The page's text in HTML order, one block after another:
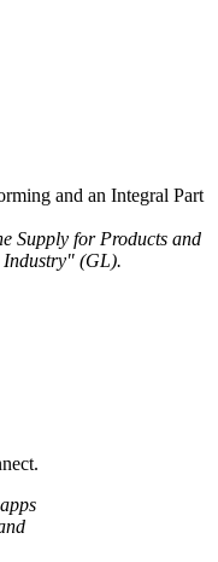
and an Integral Part
Supply for Products and
Industry" (GL).